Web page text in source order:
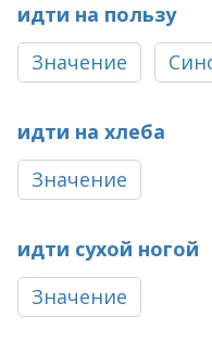
идти на пользу
Значение
идти на хлеба
Значение
идти сухой ногой
Значение